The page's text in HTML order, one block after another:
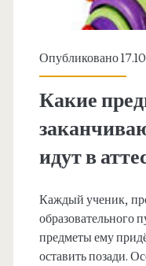
Опубликовано
Какие
идут в
Каждый ученик,
образовательного
предметы ему
оставить позади.